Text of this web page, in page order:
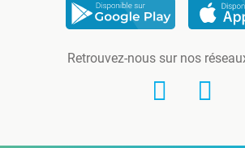
Retrouvez-nous sur nos